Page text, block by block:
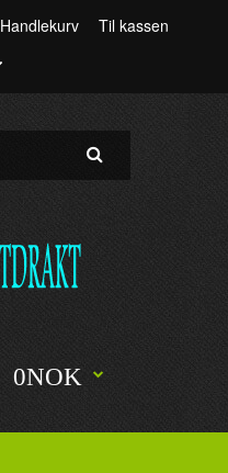
Handlekurv
Til kassen
0NOK